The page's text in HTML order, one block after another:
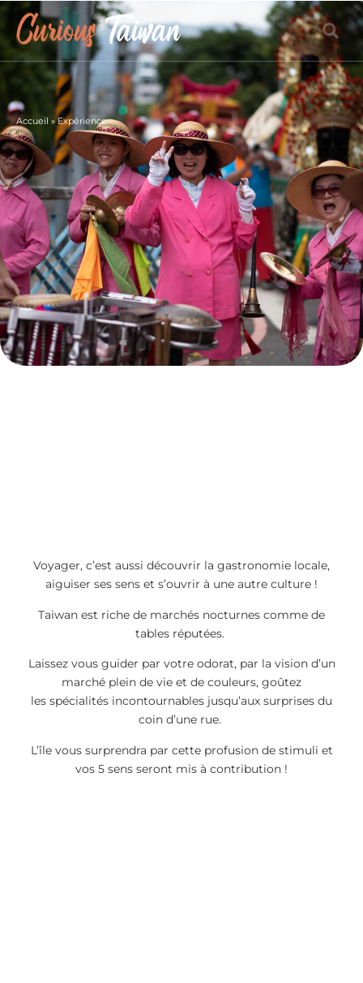
Accueil »Expérience
Voyager, c’est aussi découvrir la gastronomie locale,
aiguiser ses sens et s’ouvrir à une autre culture !
Taiwan est riche de marchés nocturnes comme de
tables réputées.
Laissez vous guider par votre odorat, par la vision d’un
marché plein de vie et de couleurs, goûtez
les spécialités incontournables jusqu’aux surprises du
coin d’une rue.
L’île vous surprendra par cette profusion de stimuli et
vos 5 sens seront mis à contribution !